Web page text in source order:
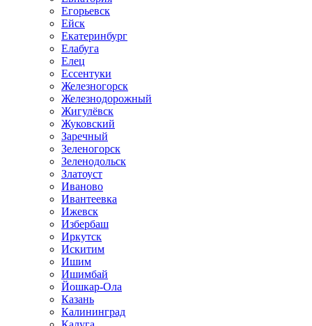
Егорьевск
Ейск
Екатеринбург
Елабуга
Елец
Ессентуки
Железногорск
Железнодорожный
Жигулёвск
Жуковский
Заречный
Зеленогорск
Зеленодольск
Златоуст
Иваново
Ивантеевка
Ижевск
Избербаш
Иркутск
Искитим
Ишим
Ишимбай
Йошкар-Ола
Казань
Калининград